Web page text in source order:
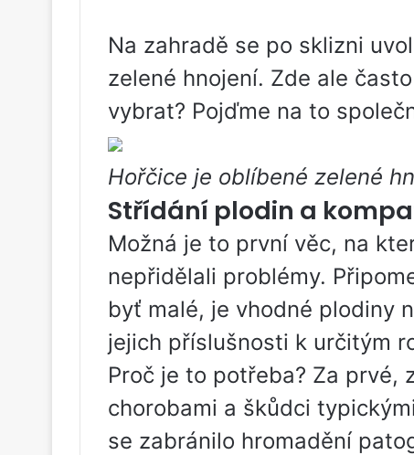
Na zahradě se po sklizni
zelené hnojení. Zde ale
vybrat? Pojďme na to
Hořčice je oblíbené zelené
Střídání plodin a
Možná je to první věc, na
nepřidělali problémy.
byť malé, je vhodné plodiny
jejich příslušnosti k určitým
Proč je to potřeba? Za prvé,
chorobami a škůdci
se zabránilo hromadění